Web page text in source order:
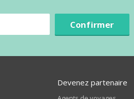
Confirmer
Devenez partenaire